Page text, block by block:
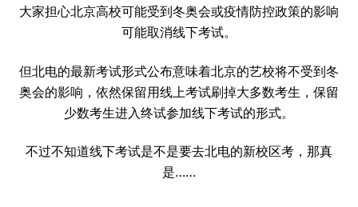
大家担心北京高校可能受到冬奥会或疫情防控政策的影响
可能取消线下考试。
但北电的最新考试形式公布意味着北京的艺校将不受到冬
奥会的影响，依然保留用线上考试刷掉大多数考生，保留
少数考生进入终试参加线下考试的形式。
不过不知道线下考试是不是要去北电的新校区考，那真
是……